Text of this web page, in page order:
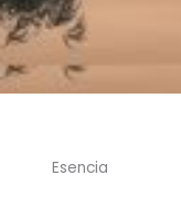
Esencia